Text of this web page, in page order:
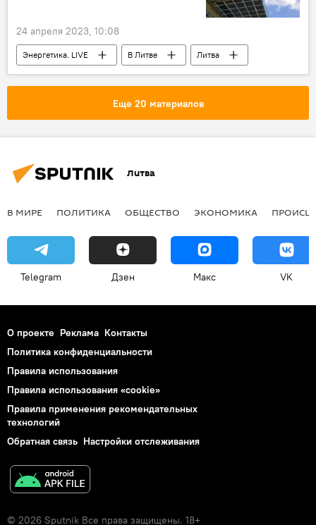
24 апреля 2023, 10:08
Энергетика. LIVE В Литве
Литва
энергетика
электроэнергия
Еще 20 материалов
Литва
В МИРЕ ПОЛИТИКА ОБЩЕСТВО ЭКОНОМИКА
Telegram Дзен Макс VK
О проекте Реклама Контакты
Политика конфиденциальности
Правила использования
Правила использования «cookie»
Правила применения рекомендательных
технологий
Обратная связь Настройки отслеживания
© 2026 Sputnik Все права защищены. 18+